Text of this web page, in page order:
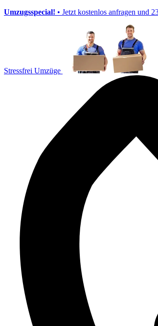
Umzugsspecial! • Jetzt kostenlos anfragen und
Stressfrei Umzüge